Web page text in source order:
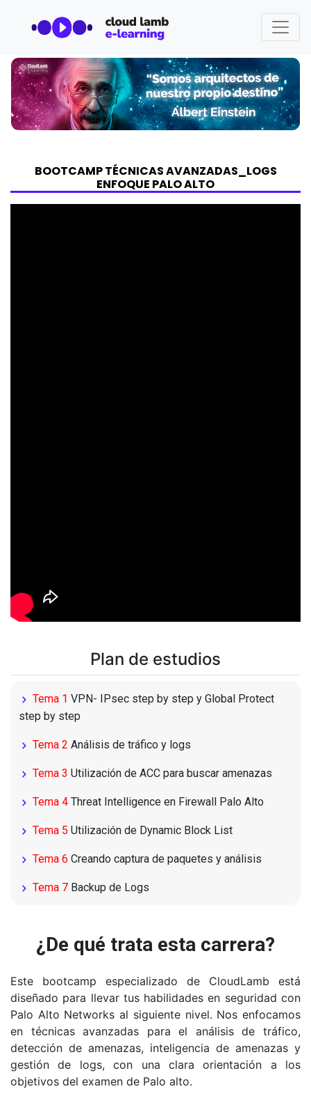
BOOTCAMP TÉCNICAS AVANZADAS_LOGS
ENFOQUE PALO ALTO
Plan de estudios
Tema 1 VPN- IPsec step by step y Global Protect
step by step
Tema 2 Análisis de tráfico y logs
Tema 3 Utilización de ACC para buscar amenazas
Tema 4 Threat Intelligence en Firewall Palo Alto
Tema 5 Utilización de Dynamic Block List
Tema 6 Creando captura de paquetes y análisis
Tema 7 Backup de Logs
¿De qué trata esta carrera?
Este bootcamp especializado de CloudLamb está
diseñado para llevar tus habilidades en seguridad con
Palo Alto Networks al siguiente nivel. Nos enfocamos
en técnicas avanzadas para el análisis de tráfico,
detección de amenazas, inteligencia de amenazas y
gestión de logs, con una clara orientación a los
objetivos del examen de Palo alto.